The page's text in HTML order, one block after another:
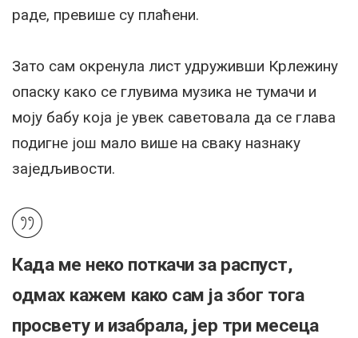
раде, превише су плаћени.
Зато сам окренула лист удруживши Крлежину
опаску како се глувима музика не тумачи и
моју бабу која је увек саветовала да се глава
подигне још мало више на сваку назнаку
заједљивости.
Када ме неко поткачи за распуст,
одмах кажем како сам ја због тога
просвету и изабрала, јер три месеца